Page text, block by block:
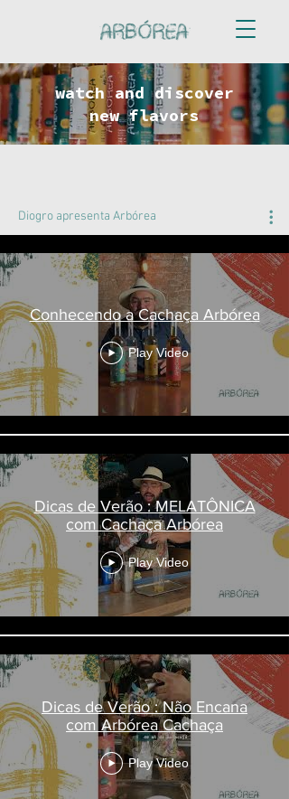
watch and discover
new flavors
Diogro apresenta Arbórea
Conhecendo a Cachaça Arbórea
Play Video
Dicas de Verão : MELATÔNICA
com Cachaça Arbórea
Play Video
Dicas de Verão : Não Encana
com Arbórea Cachaça
Play Video